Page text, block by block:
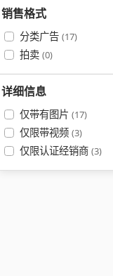
销售格式
分类广告 (17)
拍卖 (0)
详细信息
仅带有图片 (17)
仅限带视频 (3)
仅限认证经销商 (3)